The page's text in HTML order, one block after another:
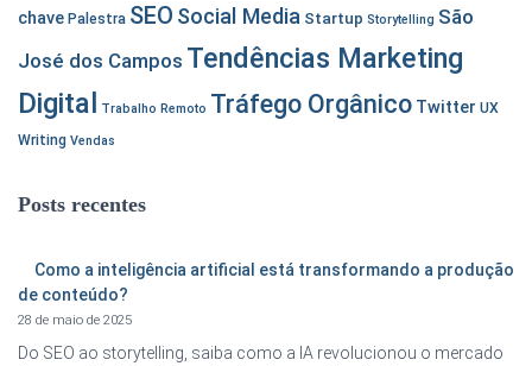
chave Palestra SEO Social Media Startup Storytelling São
José dos Campos Tendências Marketing
Digital Trabalho Remoto Tráfego Orgânico Twitter UX
Writing Vendas
Posts recentes
Como a inteligência artificial está transformando a produção
de conteúdo?
28 de maio de 2025
Do SEO ao storytelling, saiba como a IA revolucionou o mercado